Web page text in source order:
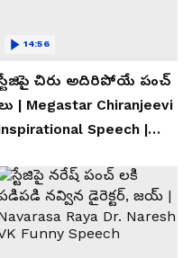
చిరు అదిరిపోయే పంచ్
| Megastar Chiranjeevi
Speech |
14:56